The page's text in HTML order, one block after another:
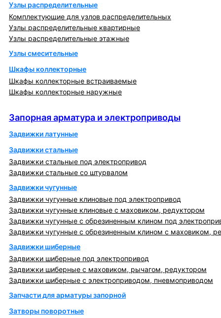
Узлы распределительные
Комплектующие для узлов распределительных
Узлы распределительные квартирные
Узлы распределительные этажные
Узлы смесительные
Шкафы коллекторные
Шкафы коллекторные встраиваемые
Шкафы коллекторные наружные
Запорная арматура и электроприводы
Задвижки латунные
Задвижки стальные
Задвижки стальные под электропривод
Задвижки стальные со штурвалом
Задвижки чугунные
Задвижки чугунные клиновые под электропривод
Задвижки чугунные клиновые с маховиком, редуктором
Задвижки чугунные с обрезиненным клином под
Задвижки чугунные с обрезиненным клином с маховиком,
Задвижки шиберные
Задвижки шиберные под электропривод
Задвижки шиберные с маховиком, рычагом, редуктором
Задвижки шиберные с электроприводом, пневмоприводом
Запчасти для арматуры запорной
Затворы поворотные